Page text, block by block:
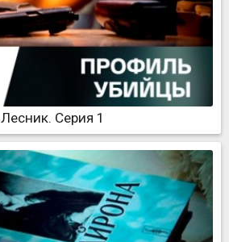
Лесник. Серия 1